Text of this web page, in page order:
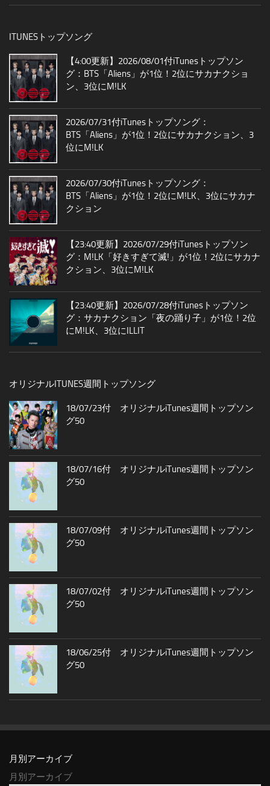
ITUNESトップソング
【4:00更新】2026/08/01付iTunesトップソン
グ：BTS「Aliens」が1位！2位にサカナクショ
ン、3位にM!LK
2026/07/31付iTunesトップソング：
BTS「Aliens」が1位！2位にサカナクション、3
位にM!LK
2026/07/30付iTunesトップソング：
BTS「Aliens」が1位！2位にM!LK、3位にサカナ
クション
【23:40更新】2026/07/29付iTunesトップソン
グ：M!LK「好きすぎて滅!」が1位！2位にサカナ
クション、3位にM!LK
【23:40更新】2026/07/28付iTunesトップソン
グ：サカナクション「夜の踊り子」が1位！2位
にM!LK、3位にILLIT
オリジナルITUNES週間トップソング
18/07/23付 オリジナルiTunes週間トップソン
グ50
18/07/16付 オリジナルiTunes週間トップソン
グ50
18/07/09付 オリジナルiTunes週間トップソン
グ50
18/07/02付 オリジナルiTunes週間トップソン
グ50
18/06/25付 オリジナルiTunes週間トップソン
グ50
月別アーカイブ
月別アーカイブ